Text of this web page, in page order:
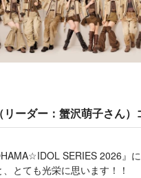
ーダー：蟹沢萌子さん）
SERIES 2026』
とても光栄に思います！！